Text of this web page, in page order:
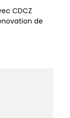
CDCZ
de